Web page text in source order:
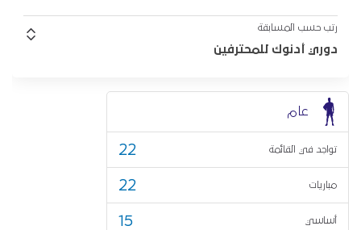
رتب حسب المسابقة
دوري أدنوك للمحترفين
عام
تواجد في القائمة 22
مباريات 22
أساسي 15